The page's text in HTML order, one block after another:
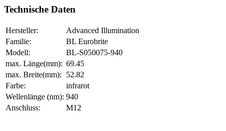
Technische Daten
Hersteller:
Advanced Illumination
Familie:
BL Eurobrite
Modell:
BL-S050075-940
max. Länge(mm): 69.45
max. Breite(mm):
52.82
Farbe:
infrarot
Wellenlänge (nm): 940
Anschluss:
M12